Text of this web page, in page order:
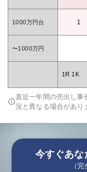
1000万円台 1
〜1000万円
1R 1K
直近一年間の売出し事
況と異なる場合があり
今すぐあな
（